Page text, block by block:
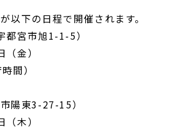
以下の日程で開催されます。
宮市旭1-1-5）
金）
間）
陽東3-27-15）
木）